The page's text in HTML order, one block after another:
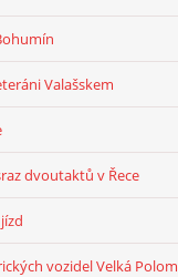
Valašskem
dvoutaktů v Řece
vozidel Velká Polom